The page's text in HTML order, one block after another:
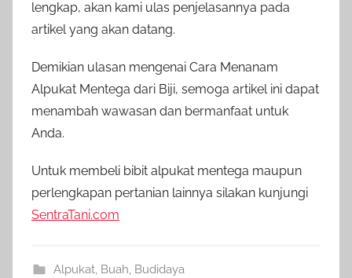
lengkap, akan kami ulas penjelasannya pada
artikel yang akan datang.
Demikian ulasan mengenai Cara Menanam
Alpukat Mentega dari Biji, semoga artikel ini dapat
menambah wawasan dan bermanfaat untuk
Anda.
Untuk membeli bibit alpukat mentega maupun
perlengkapan pertanian lainnya silakan kunjungi
SentraTani.com
Alpukat, Buah, Budidaya